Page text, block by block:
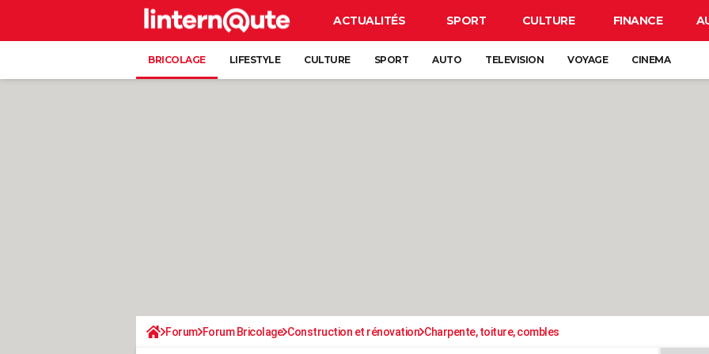
ACTUALITÉS SPORT CULTURE FINANCE
BRICOLAGE LIFESTYLE CULTURE SPORT AUTO TELEVISION VOYAGE CINEMA
Forum Forum Bricolage Construction et rénovation Charpente, toiture, combles